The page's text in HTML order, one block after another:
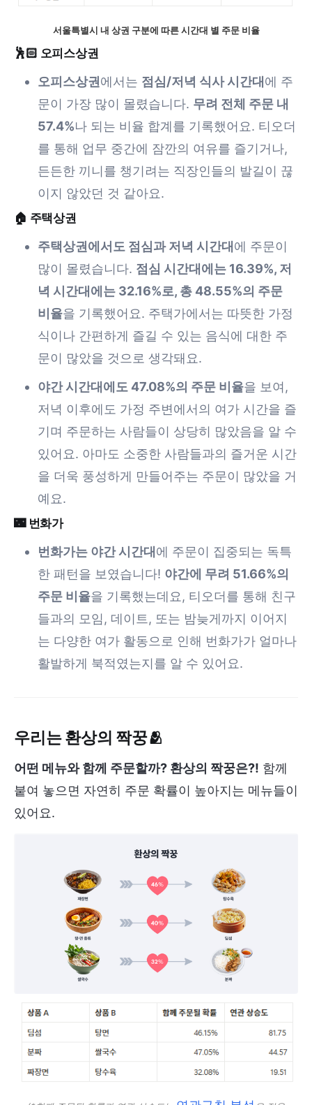
서울특별시 내 상권 구분에 따른 시간대 별 주문 비율
🕺🏻 오피스상권
오피스상권에서는 점심/저녁 식사 시간대에 주
문이 가장 많이 몰렸습니다. 무려 전체 주문 내
57.4%나 되는 비율 합계를 기록했어요. 티오더
를 통해 업무 중간에 잠깐의 여유를 즐기거나,
든든한 끼니를 챙기려는 직장인들의 발길이 끊
이지 않았던 것 같아요.
🏠 주택상권
주택상권에서도 점심과 저녁 시간대에 주문이
많이 몰렸습니다. 점심 시간대에는 16.39%, 저
녁 시간대에는 32.16%로, 총 48.55%의 주문
비율을 기록했어요. 주택가에서는 따뜻한 가정
식이나 간편하게 즐길 수 있는 음식에 대한 주
문이 많았을 것으로 생각돼요.
야간 시간대에도 47.08%의 주문 비율을 보여,
저녁 이후에도 가정 주변에서의 여가 시간을 즐
기며 주문하는 사람들이 상당히 많았음을 알 수
있어요. 아마도 소중한 사람들과의 즐거운 시간
을 더욱 풍성하게 만들어주는 주문이 많았을 거
예요.
🌃 번화가
번화가는 야간 시간대 에 주문이 집중되는 독특
한 패턴을 보였습니다! 야간에 무려 51.66%의
주문 비율을 기록했는데요, 티오더를 통해 친구
들과의 모임, 데이트, 또는 밤늦게까지 이어지
는 다양한 여가 활동으로 인해 번화가가 얼마나
활발하게 북적였는지를 알 수 있어요.
우리는 환상의 짝꿍🫂
어떤 메뉴와 함께 주문할까? 환상의 짝꿍은?! 함께
붙여 놓으면 자연히 주문 확률이 높아지는 메뉴들이
있어요.